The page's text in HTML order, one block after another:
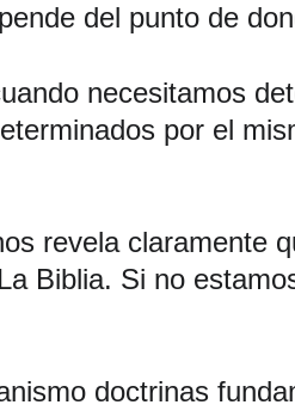
del punto de
necesitamos
por el
revela claramente
Biblia. Si no
doctrinas